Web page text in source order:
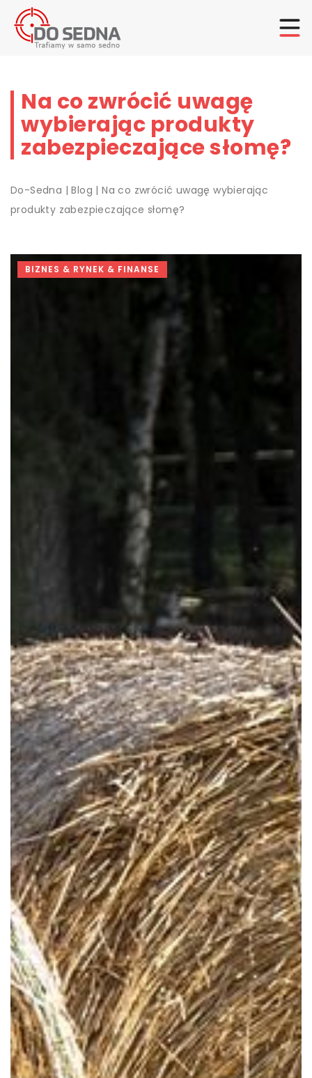
Na co zwrócić uwagę
wybierając produkty
zabezpieczające słomę?
Do-Sedna |Blog |Na co zwrócić uwagę wybierając
produkty zabezpieczające słomę?
BIZNES & RYNEK & FINANSE